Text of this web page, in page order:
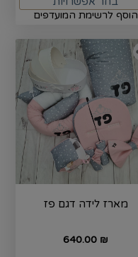
הוסף לרשימת המועדפים
מארז לידה דגם פז
640.00 ₪